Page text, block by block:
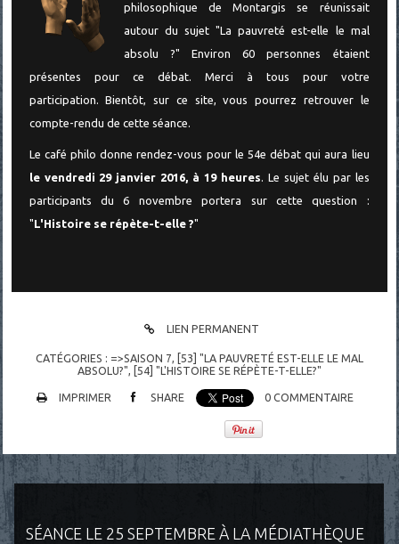
SÉANCE LE 25 SEPTEMBRE À LA MÉDIATHÈQUE
philosophique de Montargis se réunissait
autour du sujet "La pauvreté est-elle le mal
absolu ?" Environ 60 personnes étaient
présentes pour ce débat. Merci à tous pour votre
participation.Bientôt, sur ce site, vous pourrez retrouver le
compte-rendu de cette séance.
Le café philo donne rendez-vous pour le 54e débat qui aura lieu
le vendredi 29 janvier 2016, à 19 heures. Le sujet élu par les
participants du 6 novembre portera sur cette question :
"L'Histoire se répète-t-elle ?"
LIEN PERMANENT
CATÉGORIES : =>SAISON 7
[53] "LA PAUVRETÉ EST-ELLE LE MAL
ABSOLU?"
[54] "L'HISTOIRE SE RÉPÈTE-T-ELLE?"
IMPRIMER SHARE 0 COMMENTAIRE